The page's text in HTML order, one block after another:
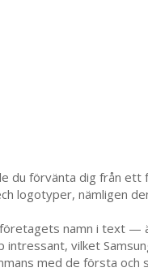
förvänta dig från ett
logotyper, nämligen
namn i text —
vilket
med de första